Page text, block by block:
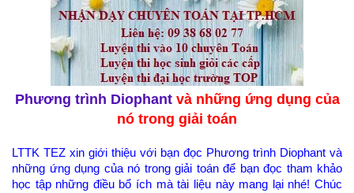
Phương trình Diophantvà những ứng dụng của
nó trong giải toán
LTTK TEZ xin giới thiệu với bạn đọc Phương trình Diophant và
những ứng dụng của nó trong giải toán để bạn đọc tham khảo
học tập những điều bổ ích mà tài liệu này mang lại nhé! Chúc